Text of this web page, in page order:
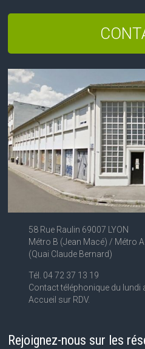
58 Rue Raulin 69007 LYON
Métro B (Jean Macé) / Métro
(Quai Claude Bernard)
Tél. 04 72 37 13 19
Contact téléphonique du lundi
Accueil sur RDV.
Rejoignez-nous sur les